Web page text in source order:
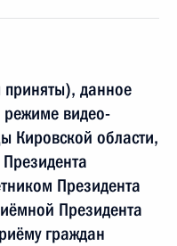
данное
режиме видео-
Кировской области,
Президента
Президента
граждан